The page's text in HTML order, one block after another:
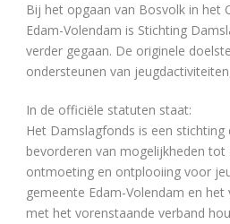
Bij het opgaan van Bosvolk in het
Edam-Volendam is Stichting
verder gegaan. De originele
ondersteunen van
In de officiële statuten staat:
Het Damslagfonds is een
bevorderen van mogelijkheden
ontmoeting en ontplooiing voor
gemeente Edam-Volendam en
met het vorenstaande verband